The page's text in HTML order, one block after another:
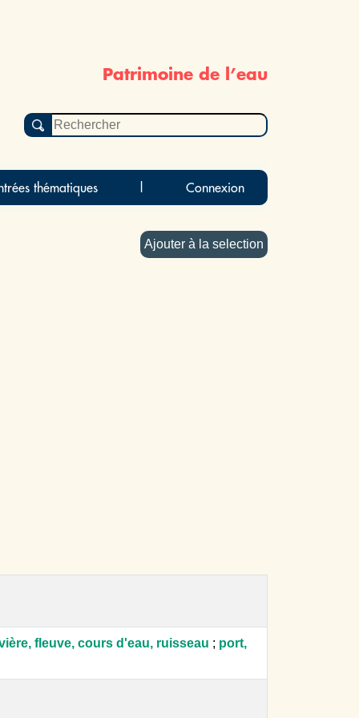
Patrimoine de l’eau
thématiques Connexion
Ajouter à la selection
fleuve, cours d'eau, ruisseau ; port,